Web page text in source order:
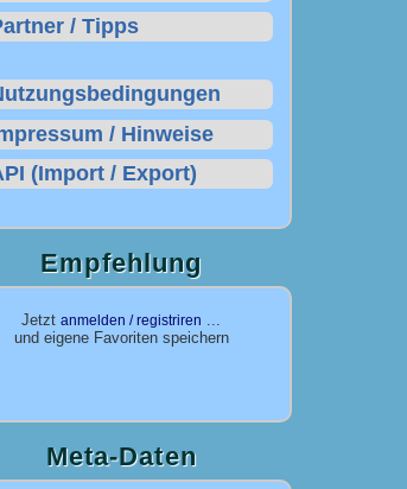
/ Tipps
/ Hinweise
(Import / Export)
Empfehlung
Jetztanmelden / registriren
und eigene Favoriten speichern
Meta-Daten